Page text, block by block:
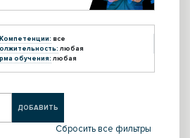
Компетенции: все
любая
обучения: любая
ДОБАВИТЬ
Сбросить все фильтры